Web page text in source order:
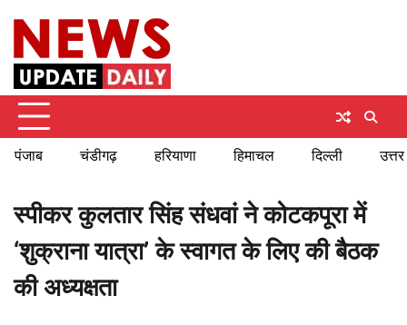
content
पंजाब चंडीगढ़ हरियाणा हिमाचल दिल्ली
स्पीकर कुलतार सिंह संधवां ने कोटकपूरा में
‘शुक्राना यात्रा’ के स्वागत के लिए की बैठक
की अध्यक्षता